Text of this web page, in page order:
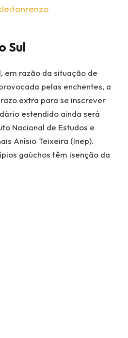
Sul
em razão da situação de
pelas enchentes, a
extra para se inscrever
estendido ainda será
Nacional de Estudos e
Anísio Teixeira (Inep).
gaúchos têm isenção da